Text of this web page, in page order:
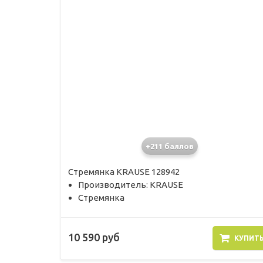
+211 баллов
Стремянка KRAUSE 128942
Производитель: KRAUSE
Стремянка
10 590 руб